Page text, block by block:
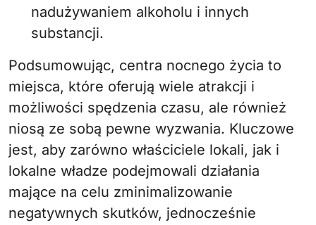
nadużywaniem alkoholu i innych
substancji.
Podsumowując, centra nocnego życia to
miejsca, które oferują wiele atrakcji i
możliwości spędzenia czasu, ale również
niosą ze sobą pewne wyzwania. Kluczowe
jest, aby zarówno właściciele lokali, jak i
lokalne władze podejmowali działania
mające na celu zminimalizowanie
negatywnych skutków, jednocześnie